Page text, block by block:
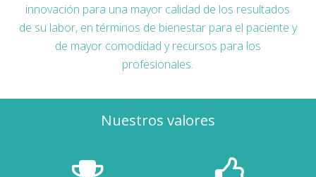
innovación para una mayor calidad de los resultados
de su labor, en términos de bienestar para el paciente y
de mayor comodidad y recursos para los
profesionales.
Nuestros valores